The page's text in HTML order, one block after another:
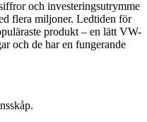
och investeringsutrymme
flera miljoner. Ledtiden för
produkt – en lätt VW-
och de har en fungerande